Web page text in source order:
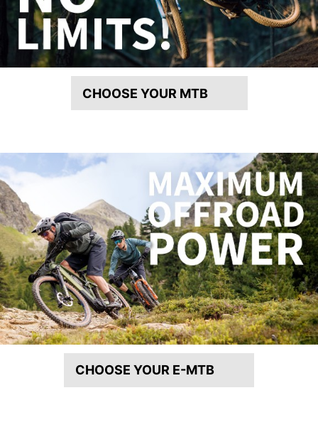
CHOOSE YOUR MTB
CHOOSE YOUR E-MTB